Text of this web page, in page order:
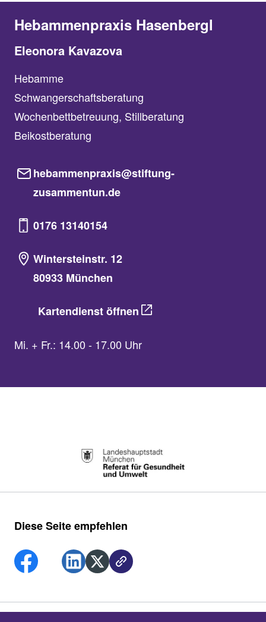
Hebammenpraxis Hasenbergl
Eleonora Kavazova
Hebamme
Schwangerschaftsberatung
Wochenbettbetreuung, Stillberatung
Beikostberatung
hebammenpraxis@stiftung-
zusammentun.de
0176 13140154
Wintersteinstr. 12
80933 München
Kartendienst öffnen
Mi. + Fr.: 14.00 - 17.00 Uhr
Diese Seite empfehlen